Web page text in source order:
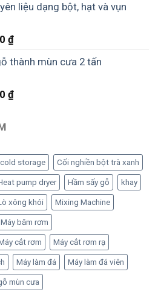
liệu dạng bột, hạt và vụn
₫Giá
tại
1,000 ₫.
thành mùn cưa 2 tấn
₫Giá
cold storage Cối nghiền bột trà xanh
pump dryer Hầm sấy gỗ khay
xông khói Mixing Machine
Máy băm rơm
cắt rơm Máy cắt rơm rạ
Máy làm đá Máy làm đá viên
mùn cưa